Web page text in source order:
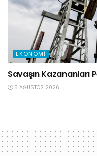
EKONOMI
Savaşın Kazananları
5 AĞUSTOS 2026